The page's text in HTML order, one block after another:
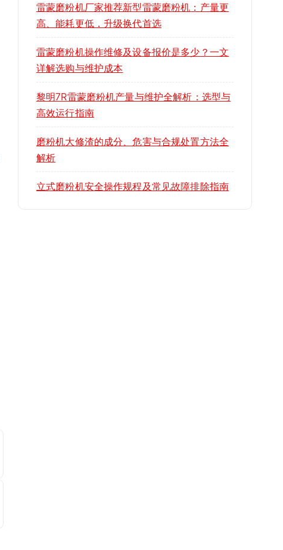
雷蒙磨粉机厂家推荐新型雷蒙磨粉机：产量更
高、能耗更低，升级换代首选
雷蒙磨粉机操作维修及设备报价是多少？一文
详解选购与维护成本
黎明7R雷蒙磨粉机产量与维护全解析：选型与
高效运行指南
磨粉机大修渣的成分、危害与合规处置方法全
解析
立式磨粉机安全操作规程及常见故障排除指南